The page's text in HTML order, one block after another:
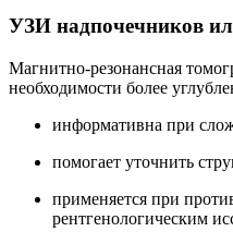
УЗИ надпочечников
Магнитно-резонансная
необходимости более
информативна при
помогает уточнить
применяется при
рентгенологическим